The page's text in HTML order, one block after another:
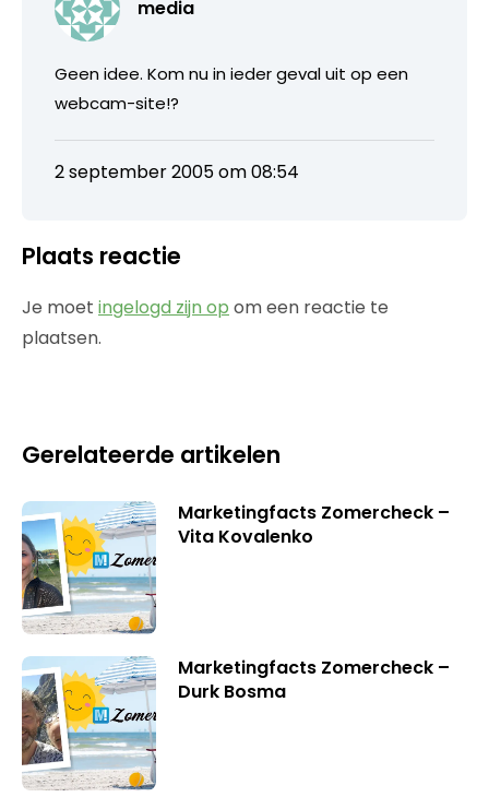
media
Geen idee. Kom nu in ieder geval uit op een
webcam-site!?
2 september 2005 om 08:54
Plaats reactie
Je moet ingelogd zijn op om een reactie te
plaatsen.
Gerelateerde artikelen
Marketingfacts Zomercheck –
Vita Kovalenko
Marketingfacts Zomercheck –
Durk Bosma